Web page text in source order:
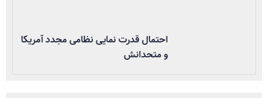
احتمال قدرت نمایی نظامی مجدد آمریکا
و متحدانش